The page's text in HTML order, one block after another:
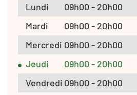
Lundi
09h00 - 20h00
Mardi
09h00 - 20h00
Mercredi 09h00 - 20h00
Jeudi
09h00 - 20h00
Vendredi 09h00 - 20h00